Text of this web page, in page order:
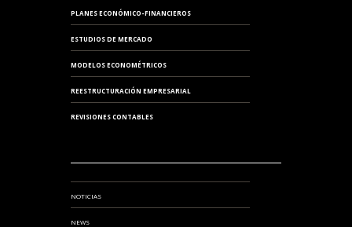
PLANES ECONÓMICO-FINANCIEROS
ESTUDIOS DE MERCADO
MODELOS ECONOMÉTRICOS
REESTRUCTURACIÓN EMPRESARIAL
REVISIONES CONTABLES
NOTICIAS
NEWS